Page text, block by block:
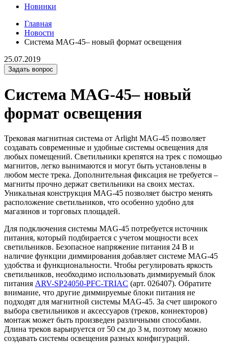
Новинки
Главная
Новости
Система MAG-45– новый формат освещения
25.07.2019
Задать вопрос
Система MAG-45– новый
формат освещения
Трековая магнитная система от Arlight MAG-45 позволяет
создавать современные и удобные системы освещения для
любых помещений. Светильники крепятся на трек с помощью
магнитов, легко вынимаются и могут быть установлены в
любом месте трека. Дополнительная фиксация не требуется –
магниты прочно держат светильники на своих местах.
Уникальная конструкция MAG-45 позволяет быстро менять
расположение светильников, что особенно удобно для
магазинов и торговых площадей.
Для подключения системы MAG-45 потребуется источник
питания, который подбирается с учетом мощности всех
светильников. Безопасное напряжение питания 24 В и
наличие функции диммирования добавляет системе MAG-45
удобства и функциональности. Чтобы регулировать яркость
светильников, необходимо использовать диммируемый блок
питания ARV-SP24050-PFC-TRIAC (арт. 026407). Обратите
внимание, что другие диммируемые блоки питания не
подходят для магнитной системы MAG-45. За счет широкого
выбора светильников и аксессуаров (треков, коннекторов)
монтаж может быть произведен различными способами.
Длина треков варьируется от 50 см до 3 м, поэтому можно
создавать системы освещения разных конфигураций.